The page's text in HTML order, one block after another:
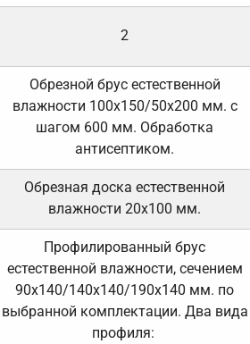
2
Обрезной брус естественной
влажности 100х150/50х200 мм. с
шагом 600 мм. Обработка
антисептиком.
Обрезная доска естественной
влажности 20х100 мм.
Профилированный брус
естественной влажности, сечением
90х140/140х140/190х140 мм. по
выбранной комплектации. Два вида
профиля: